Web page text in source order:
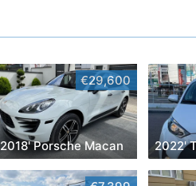
€29,600
2018' Porsche Macan 2022'